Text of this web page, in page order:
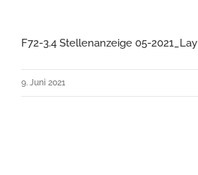
F72-3.4 Stellenanzeige 05-2021_Lay
9. Juni 2021